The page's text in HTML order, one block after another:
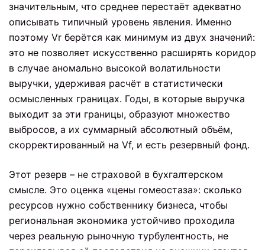
значительным, что среднее перестаёт адекватно
описывать типичный уровень явления. Именно
поэтому Vr берётся как минимум из двух значений:
это не позволяет искусственно расширять коридор
в случае аномально высокой волатильности
выручки, удерживая расчёт в статистически
осмысленных границах. Годы, в которые выручка
выходит за эти границы, образуют множество
выбросов, а их суммарный абсолютный объём,
скорректированный на Vf, и есть резервный фонд.
Этот резерв – не страховой в бухгалтерском
смысле. Это оценка «цены гомеостаза»: сколько
ресурсов нужно собственнику бизнеса, чтобы
региональная экономика устойчиво проходила
через реальную рыночную турбулентность, не